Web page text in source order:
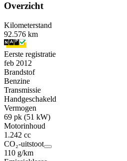
Overzicht
Kilometerstand
92.576 km
Eerste registratie
feb 2012
Brandstof
Benzine
Transmissie
Handgeschakeld
Vermogen
69 pk (51 kW)
Motorinhoud
1.242 cc
CO₂-uitstoot
110 g/km